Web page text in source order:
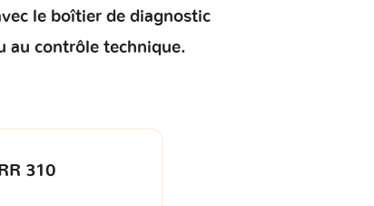
le boîtier de diagnostic
au contrôle technique.
310